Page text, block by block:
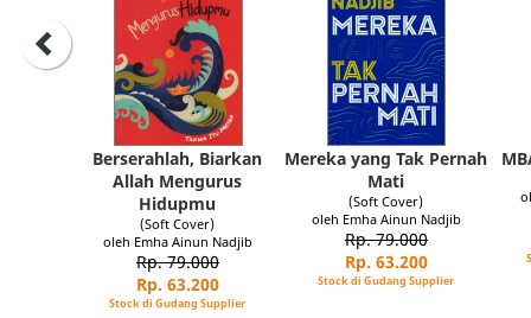
Berserahlah, Biarkan
Allah Mengurus
Hidupmu
(Soft Cover)
oleh Emha Ainun Nadjib
Rp. 79.000
Rp. 63.200
Stock di Gudang Supplier
Mereka yang Tak Pernah
Mati
(Soft Cover)
oleh Emha Ainun Nadjib
Rp. 79.000
Rp. 63.200
Stock di Gudang Supplier